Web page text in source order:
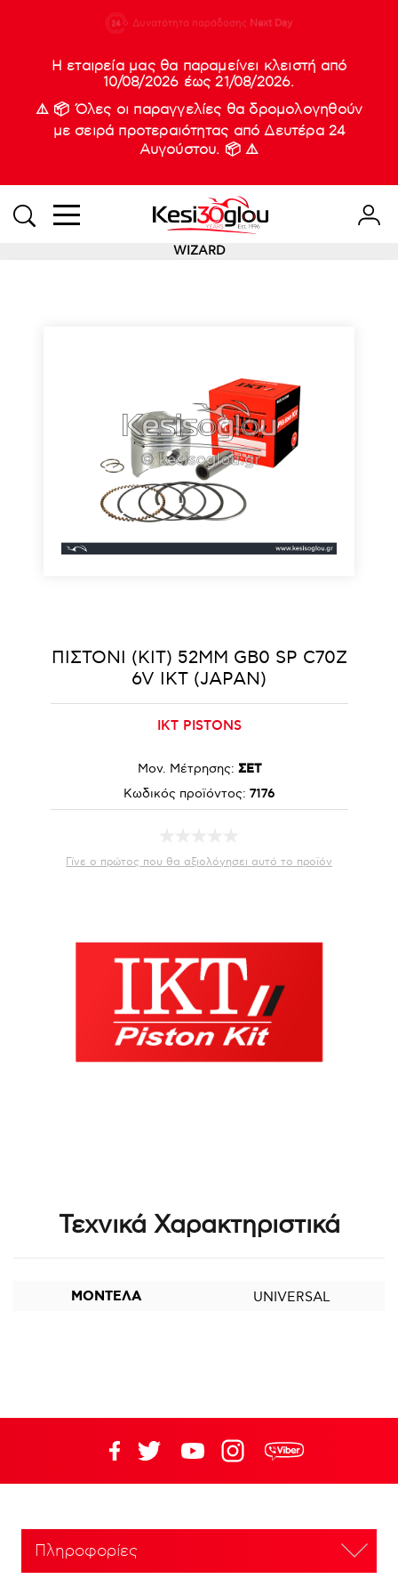
933
Δυνατότητα παράδοσης Next Day
Νέες
Η εταιρεία μας θα παραμείνει κλειστή από
10/08/2026 έως 21/08/2026.
⚠️ 📦 Όλες οι παραγγελίες θα δρομολογηθούν
με σειρά προτεραιότητας από Δευτέρα 24
Αυγούστου. 📦 ⚠️
WIZARD
ΠΙΣΤΟΝΙ (KIT) 52MM GΒ0 SΡ C70Z
6V IKT (JAPAN)
IKT PISTONS
Μον. Μέτρησης: ΣΕΤ
Κωδικός προϊόντος: 7176
Γίνε ο πρώτος που θα αξιολόγησει αυτό το προϊόν
Τεχνικά Χαρακτηριστικά
ΜΟΝΤΕΛΑ UNIVERSAL
Πληροφορίες